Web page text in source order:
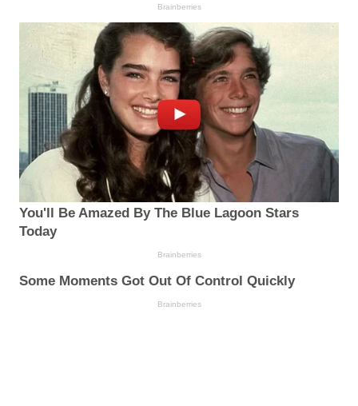
Brainberries
You'll Be Amazed By The Blue Lagoon Stars
Today
Brainberries
Some Moments Got Out Of Control Quickly
Brainberries